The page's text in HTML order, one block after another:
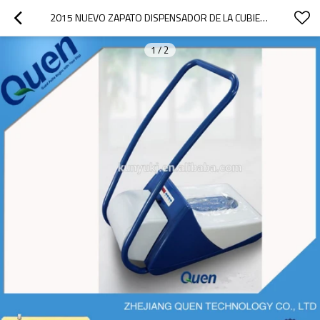
2015 NUEVO ZAPATO DISPENSADOR DE LA CUBIERTA
1/2